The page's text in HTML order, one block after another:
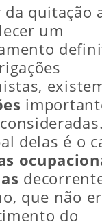
da quitação
um
delas é o
que não
do